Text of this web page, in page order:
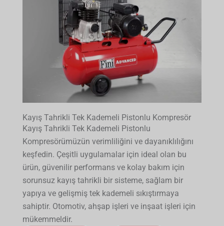
Kayış Tahrikli Tek Kademeli Pistonlu Kompresör
Kayış Tahrikli Tek Kademeli Pistonlu
Kompresörümüzün verimliliğini ve dayanıklılığını
keşfedin. Çeşitli uygulamalar için ideal olan bu
ürün, güvenilir performans ve kolay bakım için
sorunsuz kayış tahrikli bir sisteme, sağlam bir
yapıya ve gelişmiş tek kademeli sıkıştırmaya
sahiptir. Otomotiv, ahşap işleri ve inşaat işleri için
mükemmeldir.